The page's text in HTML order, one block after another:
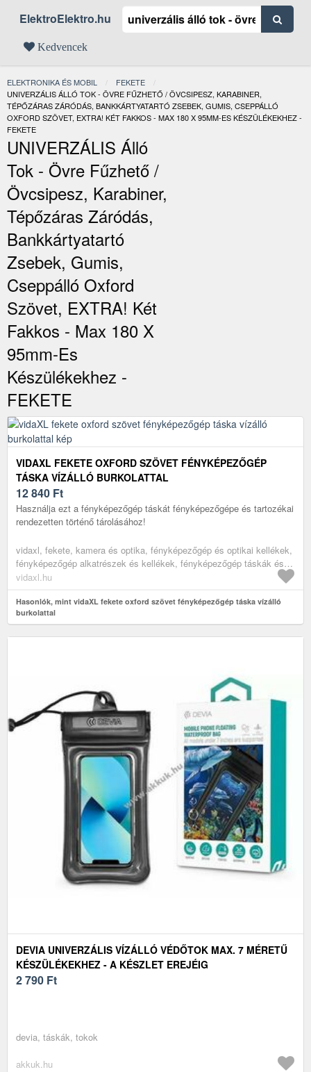
ElektroElektro.hu
Kedvencek
ELEKTRONIKA ÉS MOBIL
FEKETE
JELENLEGI:
UNIVERZÁLIS ÁLLÓ TOK - ÖVRE FŰZHETŐ / ÖVCSIPESZ, KARABINER,
TÉPŐZÁRAS ZÁRÓDÁS, BANKKÁRTYATARTÓ ZSEBEK, GUMIS, CSEPPÁLLÓ
OXFORD SZÖVET, EXTRA! KÉT FAKKOS - MAX 180 X 95MM-ES KÉSZÜLÉKEKHEZ -
FEKETE
UNIVERZÁLIS Álló
Tok - Övre Fűzhető /
Övcsipesz, Karabiner,
Tépőzáras Záródás,
Bankkártyatartó
Zsebek, Gumis,
Cseppálló Oxford
Szövet, EXTRA! Két
Fakkos - Max 180 X
95mm-Es
Készülékekhez -
FEKETE
VIDAXL FEKETE OXFORD SZÖVET FÉNYKÉPEZŐGÉP
TÁSKA VÍZÁLLÓ BURKOLATTAL
12 840 Ft
Használja ezt a fényképezőgép táskát fényképezőgépe és tartozékai
rendezetten történő tárolásához!
vidaxl, fekete, kamera és optika, fényképezőgép és optikai kellékek,
fényképezőgép alkatrészek és kellékek, fényképezőgép táskák és
tokok
vidaxl.hu
Hasonlók, mint vidaXL fekete oxford szövet fényképezőgép táska vízálló
burkolattal
DEVIA UNIVERZÁLIS VÍZÁLLÓ VÉDŐTOK MAX. 7 MÉRETŰ
KÉSZÜLÉKEKHEZ - A KÉSZLET EREJÉIG
2 790 Ft
devia, táskák, tokok
akkuk.hu